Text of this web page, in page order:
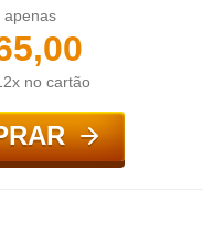
apenas
no cartão